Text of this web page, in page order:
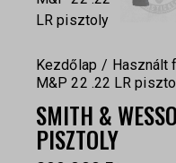
Kezdőlap Használt
M&P 22 .22 LR
SMITH &
PISZTOLY